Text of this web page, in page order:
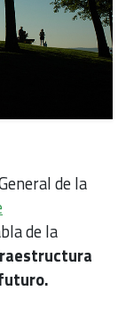
de la
de la